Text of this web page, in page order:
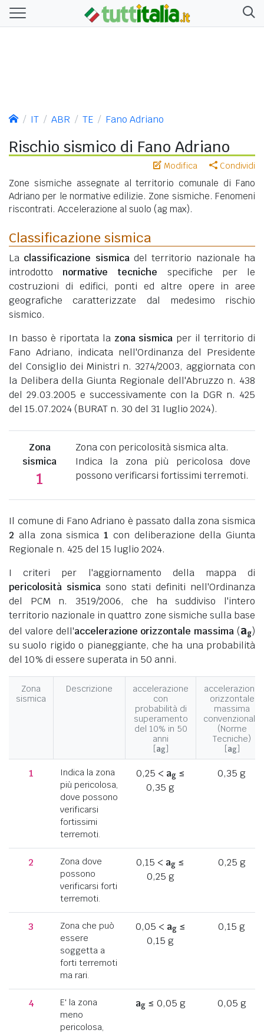
IT ABR TE Fano Adriano
Rischio sismico di Fano Adriano
Modifica Condividi
Zone sismiche assegnate al territorio comunale di Fano
Adriano per le normative edilizie. Zone sismiche. Fenomeni
riscontrati. Accelerazione al suolo (ag max).
Classificazione sismica
La classificazione sismicadel territorio nazionale ha
introdotto normative tecniche specifiche per le
costruzioni di edifici, ponti ed altre opere in aree
geografiche caratterizzate dal medesimo rischio
sismico.
In basso è riportata la zona sismica per il territorio di
Fano Adriano, indicata nell'Ordinanza del Presidente
del Consiglio dei Ministri n. 3274/2003, aggiornata con
la Delibera della Giunta Regionale dell'Abruzzo n. 438
del 29.03.2005 e successivamente con la DGR n. 425
del 15.07.2024 (BURAT n. 30 del 31 luglio 2024).
Zona
sismica
1
Zona con pericolosità sismica alta.
Indica la zona più pericolosa dove
possono verificarsi fortissimi terremoti.
Il comune di Fano Adriano è passato dalla zona sismica
2 alla zona sismica 1 con deliberazione della Giunta
Regionale n. 425 del 15 luglio 2024.
I criteri per l'aggiornamento della mappa di
pericolosità sismica sono stati definiti nell'Ordinanza
del PCM n. 3519/2006, che ha suddiviso l'intero
territorio nazionale in quattro zone sismiche sulla base
del valore dell'accelerazione orizzontale massima (ag)
su suolo rigido o pianeggiante, che ha una probabilità
del 10% di essere superata in 50 anni.
Zona
sismica
Descrizione
accelerazione
con
probabilità di
superamento
del 10% in 50
anni
[ag]
accelerazione
orizzontale
massima
convenzionale
(Norme
Tecniche)
[ag]
1
Indica la zona
più pericolosa,
dove possono
verificarsi
fortissimi
terremoti.
0,25 < ag≤
0,35 g
0,35 g
2
Zona dove
possono
verificarsi forti
terremoti.
0,15 < ag ≤
0,25 g
0,25 g
3
Zona che può
essere
soggetta a
forti terremoti
ma rari.
0,05 < ag≤
0,15 g
0,15 g
4
E' la zona
meno
pericolosa,
ag≤ 0,05 g 0,05 g